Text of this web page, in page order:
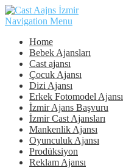
Navigation Menu
Home
Bebek Ajansları
Cast ajansı
Çocuk Ajansı
Dizi Ajansı
Erkek Fotomodel Ajansı
İzmir Ajans Başvuru
İzmir Cast Ajansları
Mankenlik Ajansı
Oyunculuk Ajansı
Prodüksiyon
Reklam Ajansı